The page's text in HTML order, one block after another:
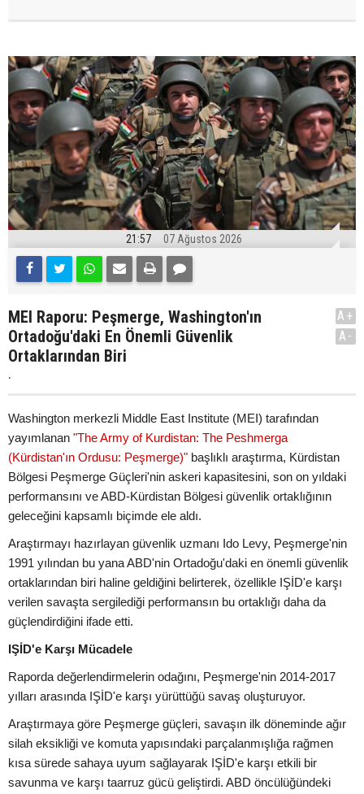
21:57 07 Ağustos 2026
MEI Raporu: Peşmerge, Washington'ın
Ortadoğu'daki En Önemli Güvenlik
Ortaklarından Biri
.
A+
A-
Washington merkezli Middle East Institute (MEI) tarafından
yayımlanan "The Army of Kurdistan: The Peshmerga
(Kürdistan'ın Ordusu: Peşmerge)" başlıklı araştırma, Kürdistan
Bölgesi Peşmerge Güçleri'nin askeri kapasitesini, son on yıldaki
performansını ve ABD-Kürdistan Bölgesi güvenlik ortaklığının
geleceğini kapsamlı biçimde ele aldı.
Araştırmayı hazırlayan güvenlik uzmanı Ido Levy, Peşmerge'nin
1991 yılından bu yana ABD'nin Ortadoğu'daki en önemli güvenlik
ortaklarından biri haline geldiğini belirterek, özellikle IŞİD'e karşı
verilen savaşta sergilediği performansın bu ortaklığı daha da
güçlendirdiğini ifade etti.
IŞİD'e Karşı Mücadele
Raporda değerlendirmelerin odağını, Peşmerge'nin 2014-2017
yılları arasında IŞİD'e karşı yürüttüğü savaş oluşturuyor.
Araştırmaya göre Peşmerge güçleri, savaşın ilk döneminde ağır
silah eksikliği ve komuta yapısındaki parçalanmışlığa rağmen
kısa sürede sahaya uyum sağlayarak IŞİD'e karşı etkili bir
savunma ve karşı taarruz gücü geliştirdi. ABD öncülüğündeki